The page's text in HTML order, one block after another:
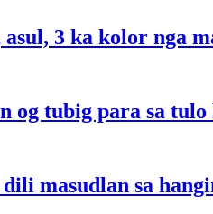
3 ka kolor nga
og tubig para sa
masudlan sa